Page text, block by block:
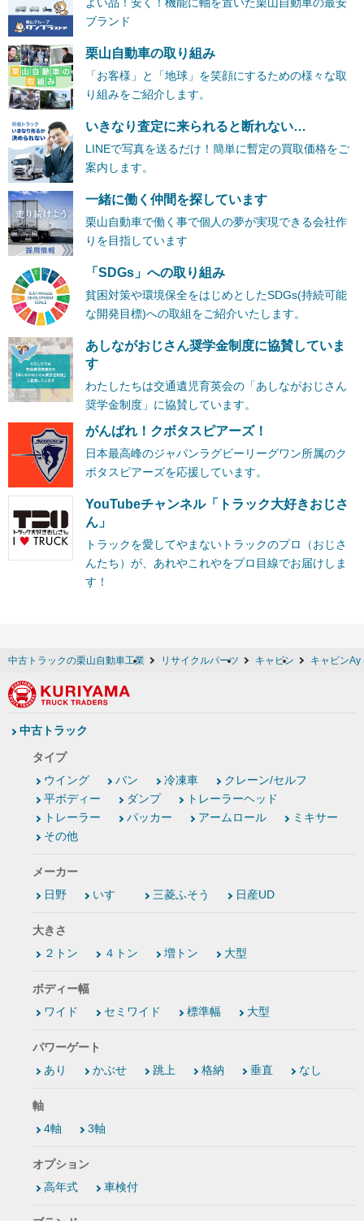
ブランド
栗山自動車の取り組み
「お客様」と「地球」を笑顔にするための様々な取
り組みをご紹介します。
いきなり査定に来られると断れない…
LINEで写真を送るだけ！簡単に暫定の買取価格をご
案内します。
一緒に働く仲間を探しています
栗山自動車で働く事で個人の夢が実現できる会社作
りを目指しています
「SDGs」への取り組み
貧困対策や環境保全をはじめとしたSDGs(持続可能
な開発目標)への取組をご紹介いたします。
あしながおじさん奨学金制度に協賛していま
す
わたしたちは交通遺児育英会の「あしながおじさん
奨学金制度」に協賛しています。
がんばれ！クボタスピアーズ！
日本最高峰のジャパンラグビーリーグワン所属のク
ボタスピアーズを応援しています。
YouTubeチャンネル「トラック大好きおじさ
ん」
トラックを愛してやまないトラックのプロ（おじさ
んたち）が、あれやこれやをプロ目線でお届けしま
す！
中古トラックの栗山自動車工業 リサイクルパーツ キャビン キャビンAy
中古トラック
タイプ
ウイング
バン 冷凍車
クレーン/セルフ
平ボディー
ダンプ
トレーラーヘッド
トレーラー
パッカー アームロール
ミキサー
その他
メーカー
日野
いすゞ 三菱ふそう 日産UD
大きさ
２トン
４トン 増トン 大型
ボディー幅
ワイド
セミワイド 標準幅 大型
パワーゲート
あり
かぶせ 跳上 格納 垂直 なし
軸
4軸
3軸
オプション
高年式
車検付